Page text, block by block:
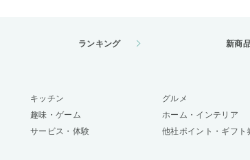
ランキング 新商
キッチン
グルメ
趣味・ゲーム
ホーム・インテリア
サービス・体験 他社ポイント・ギフト